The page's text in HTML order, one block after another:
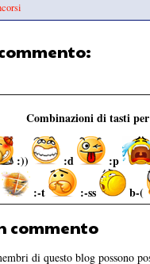
Combinazioni di tasti
:)) :d :p
:-t :-ss b-(
commento
di questo blog possono